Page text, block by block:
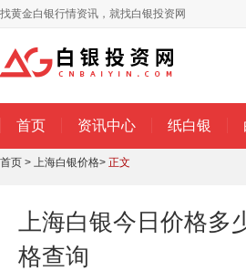
找黄金白银行情资讯，就找白银投资网
首页 资讯中心 纸白银
首页 > 上海白银价格> 正文
上海白银今日价格多
格查询